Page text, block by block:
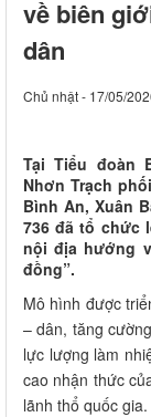
về biên
dân
Chủ nhật - 17/05/
Tại Tiểu đoàn
Nhơn Trạch
Bình An, Xuân
736 đã tổ chức
nội địa hướng
đồng”.
Mô hình được
– dân, tăng
lực lượng làm
cao nhận thức
lãnh thổ quốc gia.